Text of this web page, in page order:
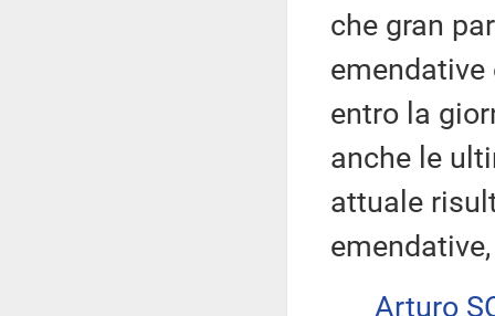
che gran
entro la
anche le
attuale
Arturo